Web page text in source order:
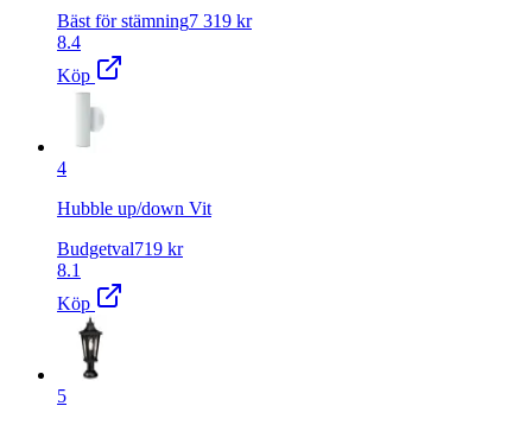
Bäst för stämning7 319 kr
8.4
Köp
4
Hubble up/down Vit
Budgetval719 kr
8.1
Köp
5